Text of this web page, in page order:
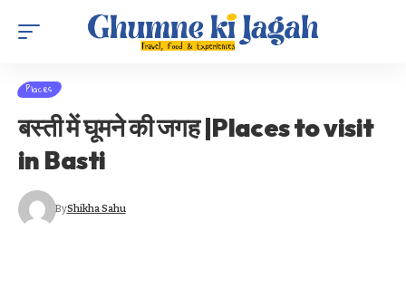
Places
बस्ती में घूमने की जगह |Places to visit
in Basti
ByShikha Sahu